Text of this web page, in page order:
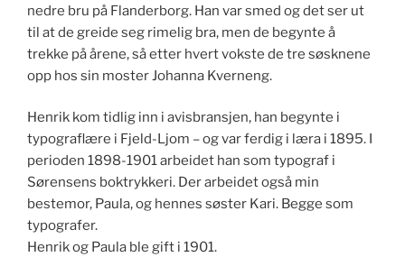
nedre bru på Flanderborg. Han var smed og det ser ut
til at de greide seg rimelig bra, men de begynte å
trekke på årene, så etter hvert vokste de tre søsknene
opp hos sin moster Johanna Kverneng.
Henrik kom tidlig inn i avisbransjen, han begynte i
typograflære i Fjeld-Ljom – og var ferdig i læra i 1895. I
perioden 1898-1901 arbeidet han som typograf i
Sørensens boktrykkeri. Der arbeidet også min
bestemor, Paula, og hennes søster Kari. Begge som
typografer.
Henrik og Paula ble gift i 1901.